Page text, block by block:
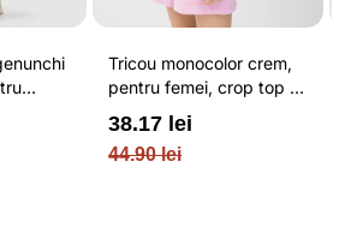
Tricou monocolor crem,
pentru femei, crop top si
croiala slim 4F
44.90 lei
38.17 lei